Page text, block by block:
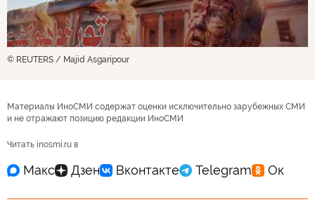
© REUTERS / Majid Asgaripour
Материалы ИноСМИ содержат оценки исключительно зарубежных СМИ
и не отражают позицию редакции ИноСМИ
Читать inosmi.ru в